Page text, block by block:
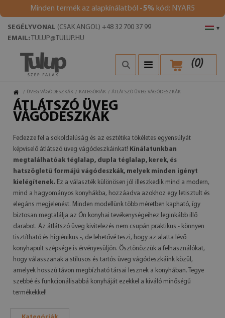
Minden termék az alapkínálatból -5% kód: NYAR5
▾
SEGÉLYVONAL (CSAK ANGOL) +48 32 700 37 99
EMAIL: TULUP@TULUP.HU
(0)
/ ÜVEG VÁGÓDESZKÁK / KATEGÓRIÁK / ÁTLÁTSZÓ ÜVEG VÁGÓDESZKÁK
ÁTLÁTSZÓ ÜVEG
VÁGÓDESZKÁK
Fedezze fel a sokoldalúság és az esztétika tökéletes egyensúlyát
képviselő átlátszó üveg vágódeszkáinkat! Kínálatunkban
megtalálhatóak téglalap, dupla téglalap, kerek, és
hatszögletű formájú vágódeszkák, melyek minden igényt
kielégítenek. Ez a választék különösen jól illeszkedik mind a modern,
mind a hagyományos konyhákba, hozzáadva azokhoz egy letisztult és
elegáns megjelenést. Minden modellünk több méretben kapható, így
biztosan megtalálja az Ön konyhai tevékenységeihez leginkább illő
darabot. Az átlátszó üveg kivitelezés nem csupán praktikus - könnyen
tisztítható és higiénikus -, de lehetővé teszi, hogy az alatta lévő
konyhapult szépsége is érvényesüljön. Ösztönözzük a felhasználókat,
hogy válasszanak a stílusos és tartós üveg vágódeszkáink közül,
amelyek hosszú távon megbízható társai lesznek a konyhában. Tegye
szebbé és funkcionálisabbá konyháját ezekkel a kiváló minőségű
termékekkel!